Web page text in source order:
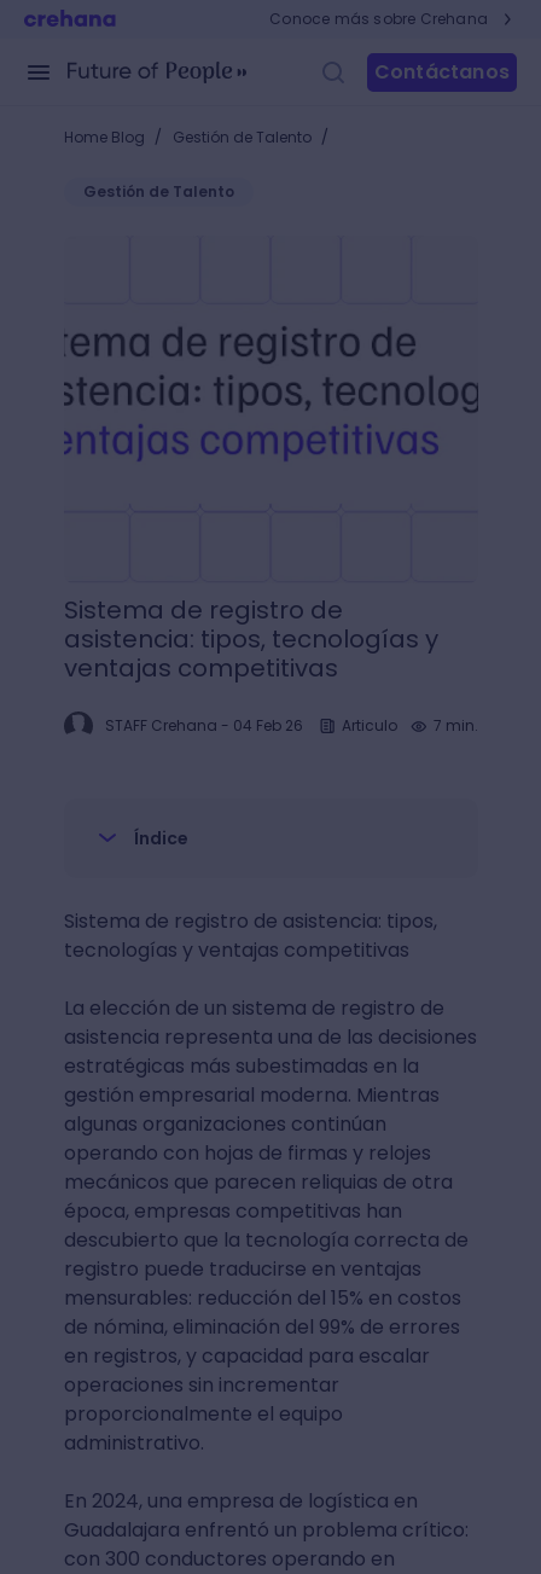
Conoce más sobre Crehana
Contáctanos
Home Blog / Gestión de Talento /
Gestión de Talento
Sistema de registro de
asistencia: tipos, tecnologías y
ventajas competitivas
STAFF Crehana - 04 Feb 26 Articulo 7 min.
Índice
Sistema de registro de asistencia: tipos,
tecnologías y ventajas competitivas
La elección de un sistema de registro de
asistencia representa una de las decisiones
estratégicas más subestimadas en la
gestión empresarial moderna. Mientras
algunas organizaciones continúan
operando con hojas de firmas y relojes
mecánicos que parecen reliquias de otra
época, empresas competitivas han
descubierto que la tecnología correcta de
registro puede traducirse en ventajas
mensurables: reducción del 15% en costos
de nómina, eliminación del 99% de errores
en registros, y capacidad para escalar
operaciones sin incrementar
proporcionalmente el equipo
administrativo.
En 2024, una empresa de logística en
Guadalajara enfrentó un problema crítico:
con 300 conductores operando en